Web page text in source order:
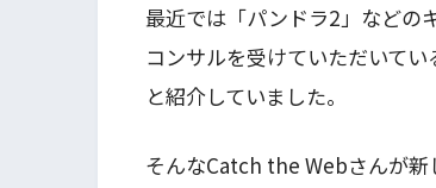
最近では「パンドラ2」などの
コンサルを受けていただいて
と紹介していました。
そんなCatch the Webさんが新